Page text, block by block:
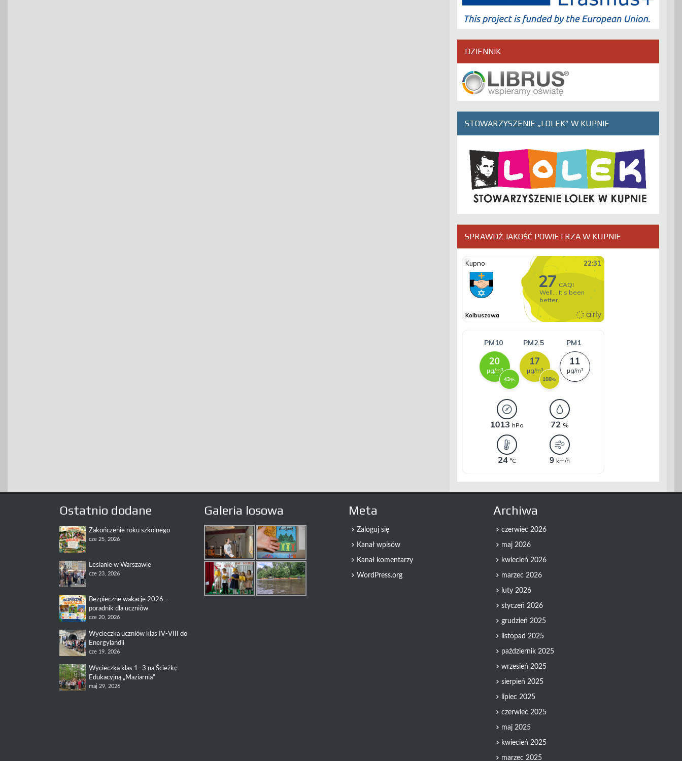
DZIENNIK
STOWARZYSZENIE „LOLEK” W KUPNIE
SPRAWDŹ JAKOŚĆ POWIETRZA W KUPNIE
Ostatnio dodane
Zakończenie roku szkolnego
cze 25, 2026
Lesianie w Warszawie
cze 23, 2026
Bezpieczne wakacje 2026 –
poradnik dla uczniów
cze 20, 2026
Wycieczka uczniów klas IV-VIII do
Energylandii
cze 19, 2026
Wycieczka klas 1–3 na Ścieżkę
Edukacyjną „Maziarnia”
maj 29, 2026
Galeria losowa Meta
Zaloguj się
Kanał wpisów
Kanał komentarzy
WordPress.org
Archiwa
czerwiec 2026
maj 2026
kwiecień 2026
marzec 2026
luty 2026
styczeń 2026
grudzień 2025
listopad 2025
październik 2025
wrzesień 2025
sierpień 2025
lipiec 2025
czerwiec 2025
maj 2025
kwiecień 2025
marzec 2025